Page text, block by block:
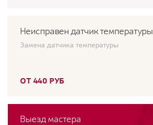
Неисправен датчик температуры
Замена датчика температуры
ОТ 440 РУБ
Выезд мастера